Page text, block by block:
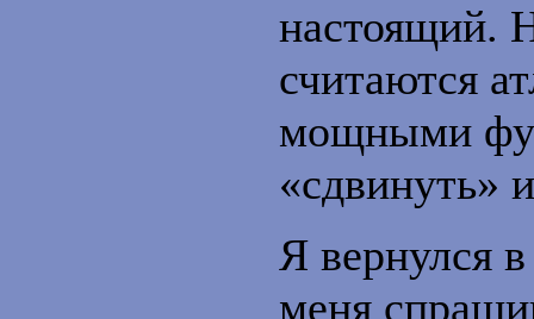
настоящий.
считаются
мощными
«сдвинуть»
Я вернулся
меня